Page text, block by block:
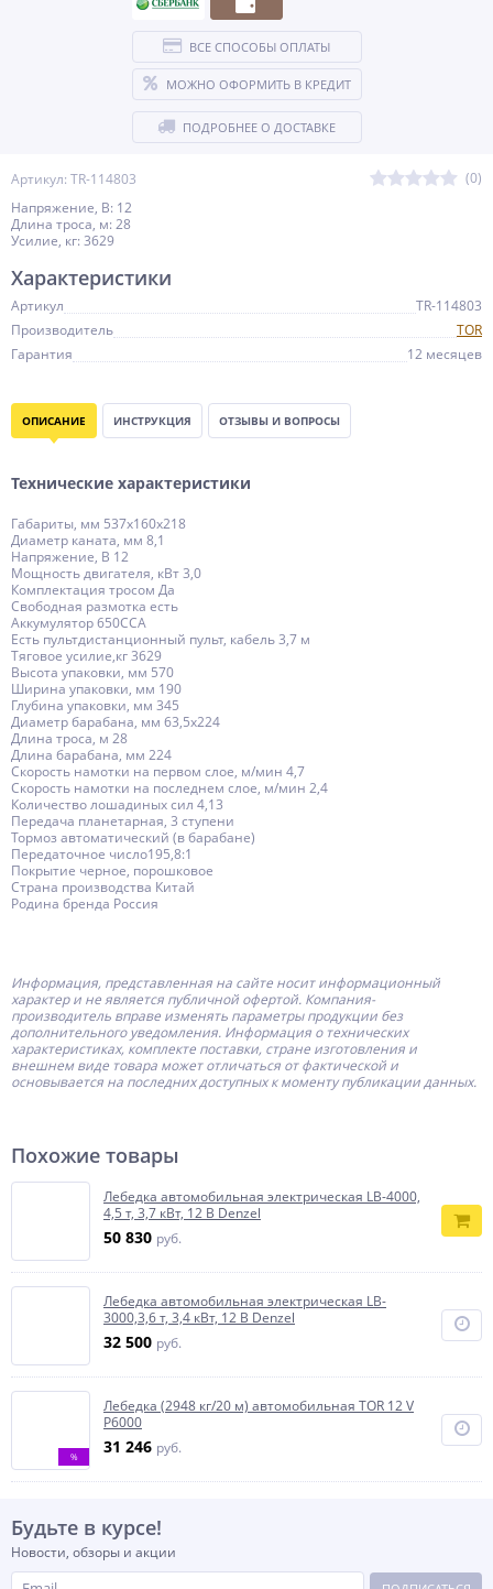
Артикул: TR-114803
(0)
Напряжение, В: 12
Длина троса, м: 28
Усилие, кг: 3629
ВСЕ СПОСОБЫ ОПЛАТЫ
МОЖНО ОФОРМИТЬ В КРЕДИТ
ПОДРОБНЕЕ О ДОСТАВКЕ
Характеристики
Артикул
TR-114803
Производитель
TOR
Гарантия
12 месяцев
ОПИСАНИЕ ИНСТРУКЦИЯ ОТЗЫВЫ И ВОПРОСЫ
Технические характеристики
Габариты, мм 537х160х218
Диаметр каната, мм 8,1
Напряжение, В 12
Мощность двигателя, кВт 3,0
Комплектация тросом Да
Свободная размотка есть
Аккумулятор 650CCA
Есть пультдистанционный пульт, кабель 3,7 м
Тяговое усилие,кг 3629
Высота упаковки, мм 570
Ширина упаковки, мм 190
Глубина упаковки, мм 345
Диаметр барабана, мм 63,5х224
Длина троса, м 28
Длина барабана, мм 224
Скорость намотки на первом слое, м/мин 4,7
Скорость намотки на последнем слое, м/мин 2,4
Количество лошадиных сил 4,13
Передача планетарная, 3 ступени
Тормоз автоматический (в барабане)
Передаточное число195,8:1
Покрытие черное, порошковое
Страна производства Китай
Родина бренда Россия
Информация, представленная на сайте носит информационный
характер и не является публичной офертой. Компания-
производитель вправе изменять параметры продукции без
дополнительного уведомления. Информация о технических
характеристиках, комплекте поставки, стране изготовления и
внешнем виде товара может отличаться от фактической и
основывается на последних доступных к моменту публикации данных.
Похожие товары
Лебедка автомобильная электрическая LB-4000,
4,5 т, 3,7 кВт, 12 В Denzel
50 830 руб.
Лебедка автомобильная электрическая LB-
3000,3,6 т, 3,4 кВт, 12 В Denzel
32 500 руб.
%
Лебедка (2948 кг/20 м) автомобильная TOR 12 V
P6000
31 246 руб.
Будьте в курсе!
Новости, обзоры и акции